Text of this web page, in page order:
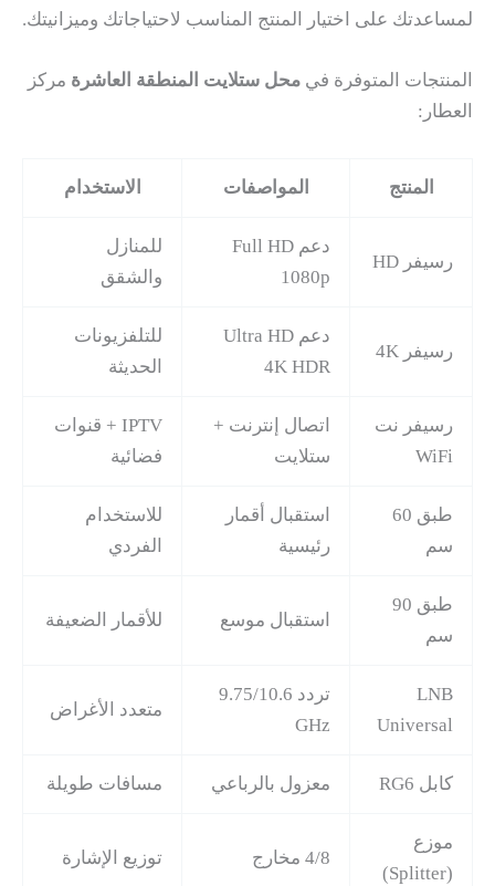
لمساعدتك على اختيار المنتج المناسب لاحتياجاتك وميزانيتك.
المنتجات المتوفرة في محل ستلايت المنطقة العاشرة مركز
العطار:
المنتج المواصفات الاستخدام
رسيفر HD
دعم Full HD
1080p
للمنازل
والشقق
رسيفر 4K
دعم Ultra HD
4K HDR
للتلفزيونات
الحديثة
رسيفر نت
WiFi
اتصال إنترنت +
ستلايت
IPTV + قنوات
فضائية
طبق 60
سم
استقبال أقمار
رئيسية
للاستخدام
الفردي
طبق 90
سم
استقبال موسع للأقمار الضعيفة
LNB
Universal
تردد 9.75/10.6
GHz
متعدد الأغراض
كابل RG6 معزول بالرباعي مسافات طويلة
موزع
(Splitter)
4/8 مخارج توزيع الإشارة